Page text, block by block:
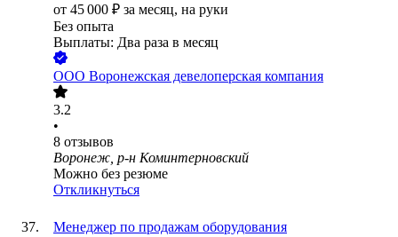
от 45 000 ₽ за месяц, на руки
Без опыта
Выплаты: Два раза в месяц
ООО Воронежская девелоперская компания
3.2
•
8 отзывов
Воронеж, р-н Коминтерновский
Можно без резюме
Откликнуться
Менеджер по продажам оборудования